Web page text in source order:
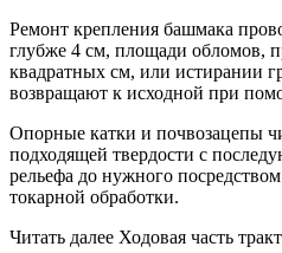
Ремонт крепления башмака
глубже 4 см, площади обломов,
квадратных см, или истирании
возвращают к исходной при
Опорные катки и почвозацепы
подходящей твердости с
рельефа до нужного
токарной обработки.
Читать далее Ходовая часть